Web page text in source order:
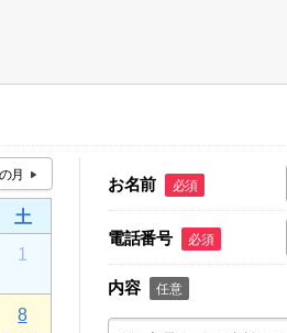
土
1
8
お名前 必須
電話番号 必須
内容 任意